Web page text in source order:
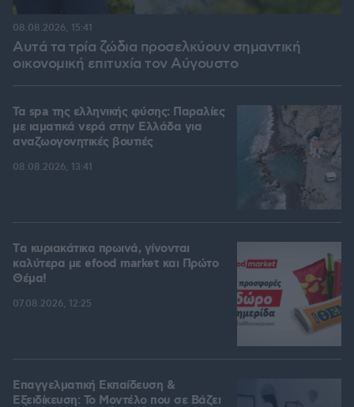
Αυτά τα τρία ζώδια προσελκύουν σημαντική
οικονομική επιτυχία τον Αύγουστο
08.08.2026, 15:41
Τα spa της ελληνικής φύσης: Παραλίες
με ιαματικά νερά στην Ελλάδα για
αναζωογονητικές βουτιές
08.08.2026, 13:41
Tα κυριακάτικα πρωινά, γίνονται
καλύτερα με efood market και Πρώτο
Θέμα!
07.08.2026, 12:25
Επαγγελματική Εκπαίδευση &
Εξειδίκευση: Το Mοντέλο που σε Bάζει